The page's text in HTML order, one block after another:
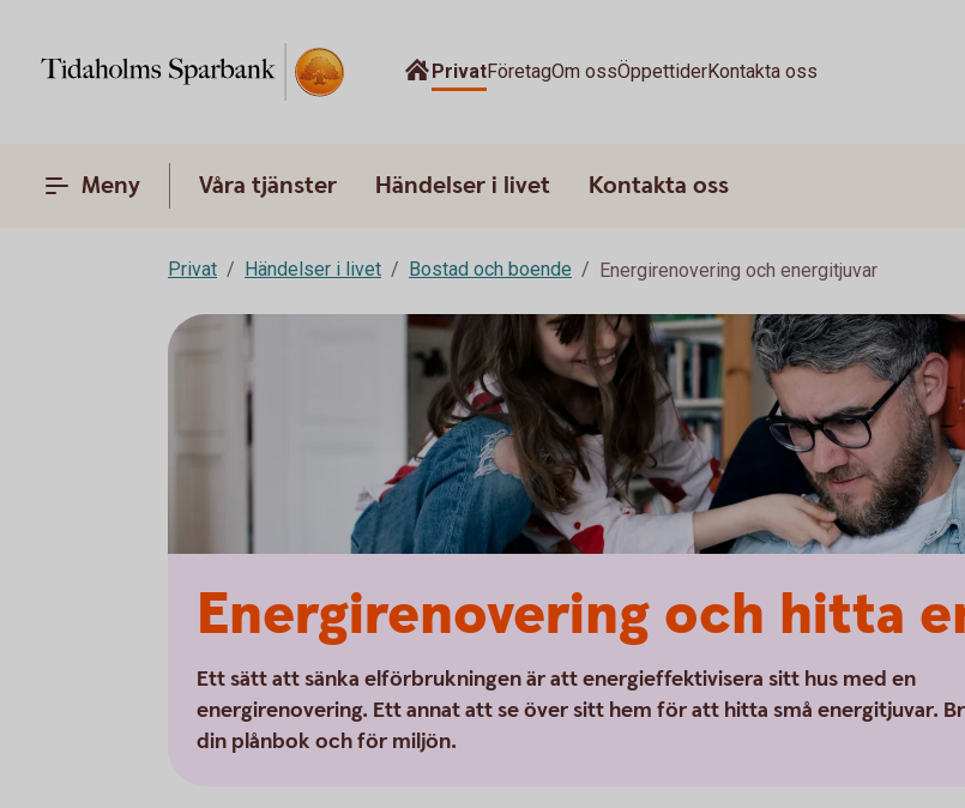
PrivatFöretagOm ossÖppettiderKontakta oss
Meny Våra tjänster Händelser i livet Kontakta oss
Privat Händelser i livet Bostad och boende Energirenovering och energitjuvar
Energirenovering och hitta
Ett sätt att sänka elförbrukningen är att energieffektivisera sitt hus med en
energirenovering. Ett annat att se över sitt hem för att hitta små energitjuvar.
din plånbok och för miljön.